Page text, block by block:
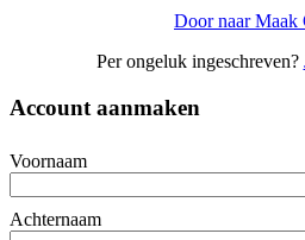
Door naar Maak
Per ongeluk ingeschreven?
Account aanmaken
Voornaam
Achternaam